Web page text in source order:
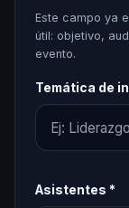
Este campo ya
útil: objetivo,
evento.
Temática de
Asistentes *